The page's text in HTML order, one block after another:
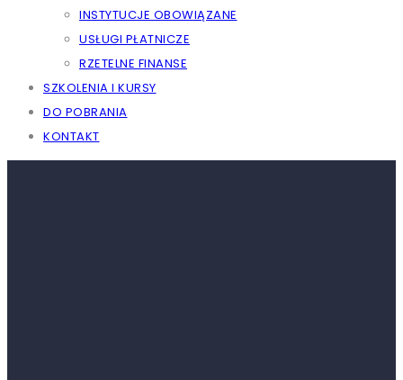
INSTYTUCJE OBOWIĄZANE
USŁUGI PŁATNICZE
RZETELNE FINANSE
SZKOLENIA I KURSY
DO POBRANIA
KONTAKT